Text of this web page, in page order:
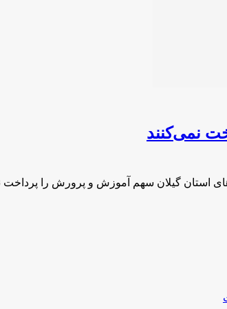
نمی‌کنند
استان گیلان سهم آموزش و پرورش را پرداخت